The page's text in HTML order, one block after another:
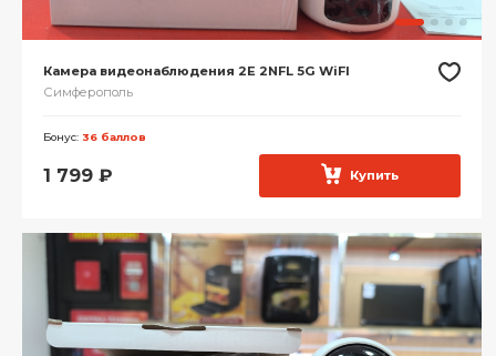
Камера видеонаблюдения 2E 2NFL 5G WiFI
Симферополь
Бонус: 36 баллов
1 799 ₽ Купить